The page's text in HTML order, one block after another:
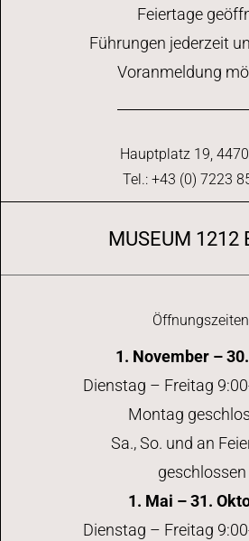
Feiertage
Führungen jederzeit
Voranmeldung
Hauptplatz 19,
Tel.: +43 (0) 7223
MUSEUM 1212
1. November –
Dienstag – Freitag
Montag
Sa., So. und an
geschlossen
1. Mai – 31.
Dienstag – Freitag